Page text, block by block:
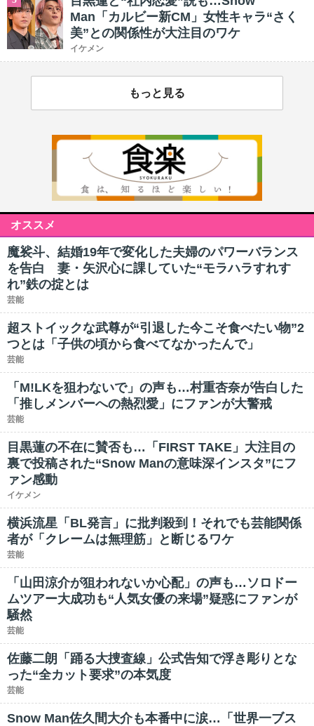
Man「カルビー新CM」女性キャラ“さく
美”との関係性が大注目のワケ
イケメン
もっと見る
オススメ
魔裟斗、結婚19年で変化した夫婦のパワーバランス
を告白 妻・矢沢心に課していた“モラハラすれす
れ”鉄の掟とは
芸能
超ストイックな武尊が“引退した今こそ食べたい物”2
つとは「子供の頃から食べてなかったんで」
芸能
「M!LKを狙わないで」の声も…村重杏奈が告白した
「推しメンバーへの熱烈愛」にファンが大警戒
芸能
目黒蓮の不在に賛否も…「FIRST TAKE」大注目の
裏で投稿された“Snow Manの意味深インスタ”にフ
ァン感動
イケメン
横浜流星「BL発言」に批判殺到！それでも芸能関係
者が「クレームは無理筋」と断じるワケ
芸能
「山田涼介が狙われないか心配」の声も…ソロドー
ムツアー大成功も“人気女優の来場”疑惑にファンが
騒然
芸能
佐藤二朗「踊る大捜査線」公式告知で浮き彫りとな
った“全カット要求”の本気度
芸能
Snow Man佐久間大介も本番中に涙…「世界一ブス